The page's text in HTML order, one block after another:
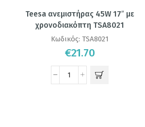
Teesa ανεμιστήρας 45W 17″ με
χρονοδιακόπτη TSA8021
Κωδικός:TSA8021
€21.70